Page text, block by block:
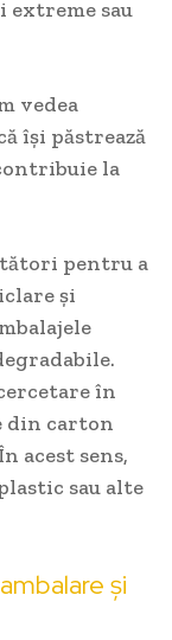
extreme sau
vedea
își păstrează
la
pentru a
și
în
din carton
acest sens,
sau alte
și